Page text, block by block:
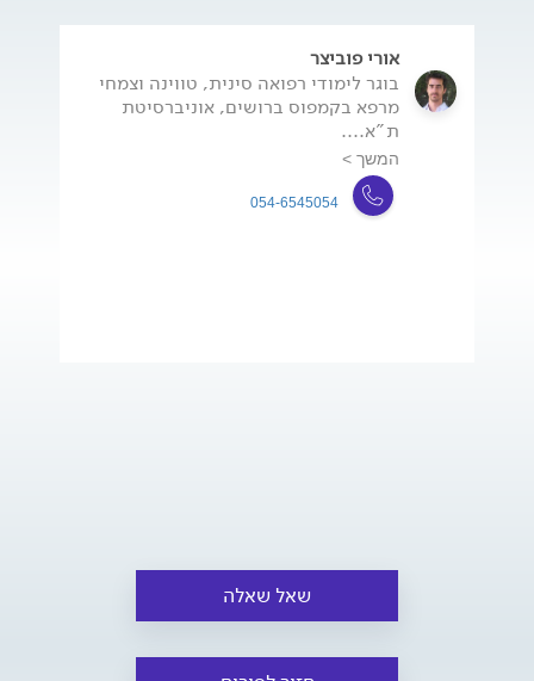
אורי פוביצר
בוגר לימודי רפואה סינית, טווינה וצמחי
מרפא בקמפוס ברושים, אוניברסיטת
ת"א....
המשך >
054-6545054
שאל שאלה